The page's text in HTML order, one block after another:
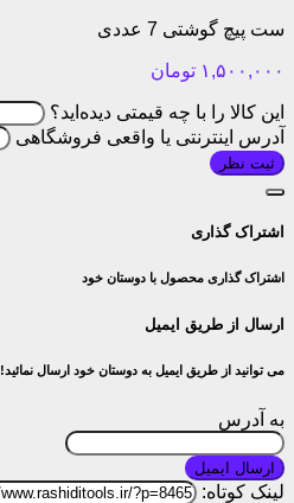
ست پیچ گوشتی 7 عددی
۱,۵۰۰,۰۰۰ تومان
این کالا را با چه قیمتی دیده‌اید؟
آدرس اینترنتی یا واقعی فروشگاهی
ثبت نظر
اشتراک گذاری
اشتراک گذاری محصول با دوستان خود
ارسال از طریق ایمیل
می توانید از طریق ایمیل به دوستان خود ارسال نمائید!
به آدرس
ارسال ایمیل
لینک کوتاه: